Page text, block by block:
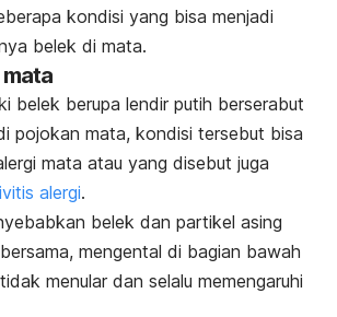
kondisi yang bisa menjadi
belek di mata.
belek berupa lendir putih berserabut
pojokan mata, kondisi tersebut bisa
mata atau yang disebut juga
alergi.
belek dan partikel asing
mengental di bagian bawah
menular dan selalu memengaruhi